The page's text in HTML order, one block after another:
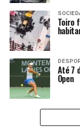
Toiro
Até 7
Open